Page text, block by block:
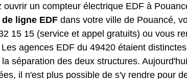
ouvrir un compteur électrique EDF à
ligne EDF dans votre ville de Pouancé,
15 15 (service et appel gratuits) ou vous
agences EDF du 49420 étaient
séparation des deux structures.
il n'est plus possible de s'y rendre pour